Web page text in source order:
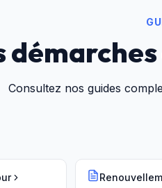
démarches
Consultez nos guides